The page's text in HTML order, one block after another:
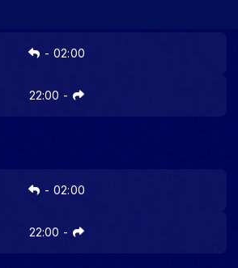
- 02:00
22:00 -
- 02:00
22:00 -